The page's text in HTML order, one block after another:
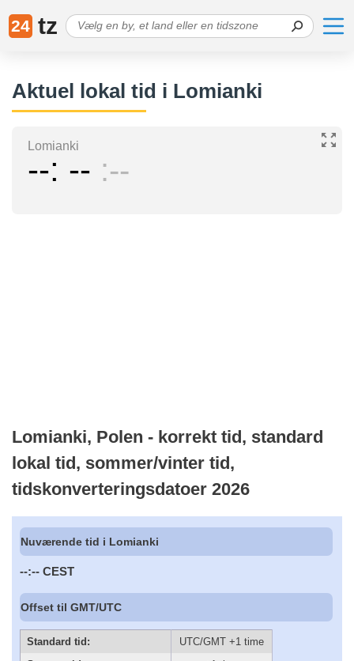
24 tz
Aktuel lokal tid i Lomianki
Lomianki
-- -- --
Lomianki, Polen - korrekt tid, standard
lokal tid, sommer/vinter tid,
tidskonverteringsdatoer 2026
Nuværende tid i Lomianki
--:-- CEST
Offset til GMT/UTC
Standard tid:
UTC/GMT +1 time